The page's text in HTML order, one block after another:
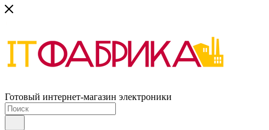
Готовый интернет-магазин электроники